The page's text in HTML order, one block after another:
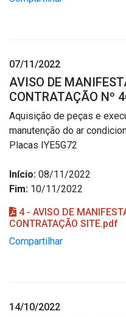
07/11/2022
AVISO DE
CONTRATAÇÃO Nº
Aquisição de peças e
manutenção do ar
Placas IYE5G72
Início: 08/11/2022
Fim: 10/11/2022
4 - AVISO DE
CONTRATAÇÃO SITE.pdf
Compartilhar
14/10/2022